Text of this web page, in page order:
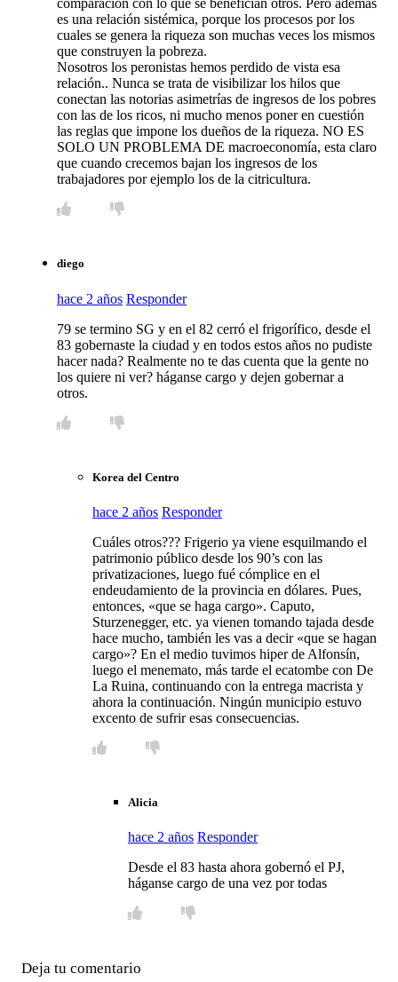
comparación con lo que se benefician otros. Pero además
es una relación sistémica, porque los procesos por los
cuales se genera la riqueza son muchas veces los mismos
que construyen la pobreza.
Nosotros los peronistas hemos perdido de vista esa
relación.. Nunca se trata de visibilizar los hilos que
conectan las notorias asimetrías de ingresos de los pobres
con las de los ricos, ni mucho menos poner en cuestión
las reglas que impone los dueños de la riqueza. NO ES
SOLO UN PROBLEMA DE macroeconomía, esta claro
que cuando crecemos bajan los ingresos de los
trabajadores por ejemplo los de la citricultura.
diego
hace 2 años Responder
79 se termino SG y en el 82 cerró el frigorífico, desde el
83 gobernaste la ciudad y en todos estos años no pudiste
hacer nada? Realmente no te das cuenta que la gente no
los quiere ni ver? háganse cargo y dejen gobernar a
otros.
Korea del Centro
hace 2 años Responder
Cuáles otros??? Frigerio ya viene esquilmando el
patrimonio público desde los 90’s con las
privatizaciones, luego fué cómplice en el
endeudamiento de la provincia en dólares. Pues,
entonces, «que se haga cargo». Caputo,
Sturzenegger, etc. ya vienen tomando tajada desde
hace mucho, también les vas a decir «que se hagan
cargo»? En el medio tuvimos hiper de Alfonsín,
luego el menemato, más tarde el ecatombe con De
La Ruina, continuando con la entrega macrista y
ahora la continuación. Ningún municipio estuvo
excento de sufrir esas consecuencias.
Alicia
hace 2 años Responder
Desde el 83 hasta ahora gobernó el PJ,
háganse cargo de una vez por todas
Deja tu comentario